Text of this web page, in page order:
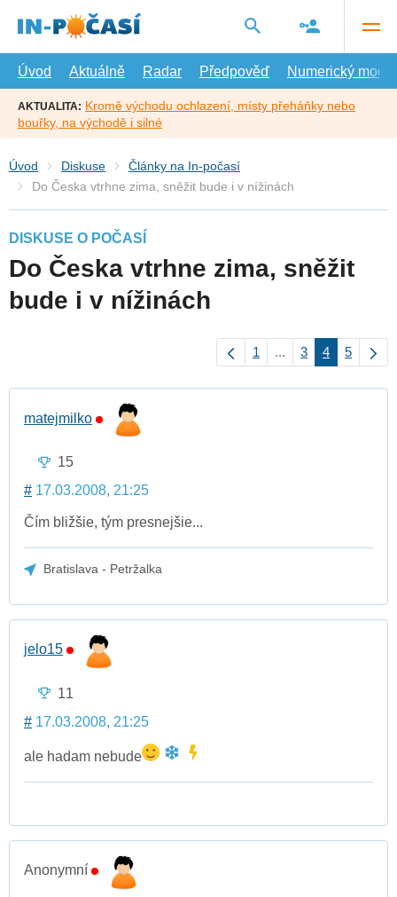
hlavní
Úvod
Aktuálně Radar Předpověď Numerický model
AKTUALITA: Kromě východu ochlazení, místy přeháňky nebo
bouřky, na východě i silné
Úvod Diskuse
Články na In-počasí
Do Česka vtrhne zima, sněžit bude i v nížinách
DISKUSE O POČASÍ
Do Česka vtrhne zima, sněžit
bude i v nížinách
1 ... 3 4 5
matejmilko
15
# 17.03.2008, 21:25
Čím bližšie, tým presnejšie...
Bratislava - Petržalka
jelo15
11
# 17.03.2008, 21:25
ale hadam nebude
Anonymní